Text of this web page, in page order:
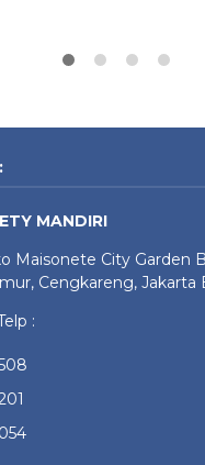
MANDIRI
Maisonete City Garden
Cengkareng, Jakarta
: